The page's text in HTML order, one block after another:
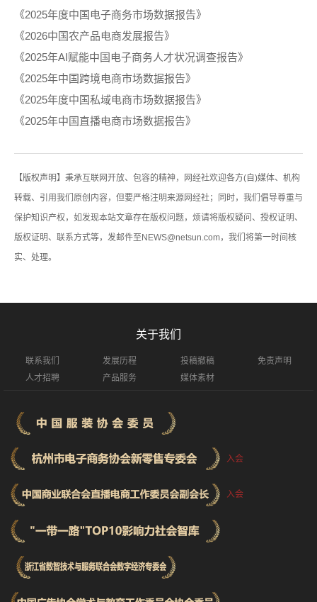
《2025年度中国电子商务市场数据报告》
《2026中国农产品电商发展报告》
《2025年AI赋能中国电子商务人才状况调查报告》
《2025年中国跨境电商市场数据报告》
《2025年度中国私域电商市场数据报告》
《2025年中国直播电商市场数据报告》
【版权声明】秉承互联网开放、包容的精神，网经社欢迎各方(自)媒体、机构
转载、引用我们原创内容，但要严格注明来源网经社；同时，我们倡导尊重与
保护知识产权，如发现本站文章存在版权问题，烦请将版权疑问、授权证明、
版权证明、联系方式等，发邮件至NEWS@netsun.com，我们将第一时间核
实、处理。
关于我们
联系我们 发展历程 投稿撤稿
免责声明
人才招聘
产品服务 媒体素材
入会
入会